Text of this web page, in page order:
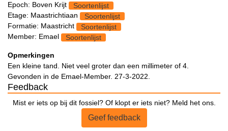
Epoch: Boven Krijt
Soortenlijst
Etage: Maastrichtiaan
Soortenlijst
Formatie: Maastricht
Soortenlijst
Member: Emael
Soortenlijst
Opmerkingen
Een kleine tand. Niet veel groter dan een millimeter of 4.
Gevonden in de Emael-Member. 27-3-2022.
Feedback
Mist er iets op bij dit fossiel? Of klopt er iets niet? Meld het ons.
Geef feedback